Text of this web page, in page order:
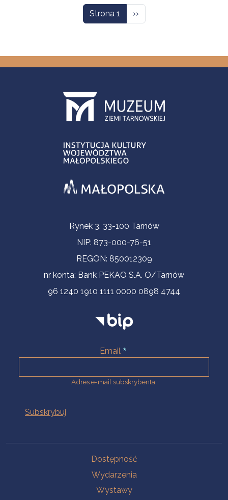
Strona 1 Następna strona
››
Informacje kontaktoweRynek 3, 33-100 Tarnów
NIP: 873-000-76-51
REGON: 850012309
nr konta: Bank PEKAO S.A. O/Tarnów
96 1240 1910 1111 0000 0898 4744
Email
Adres e-mail subskrybenta.
Dostępność
Wydarzenia
Wystawy